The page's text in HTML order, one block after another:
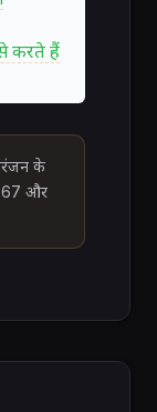
करते हैं
के
और